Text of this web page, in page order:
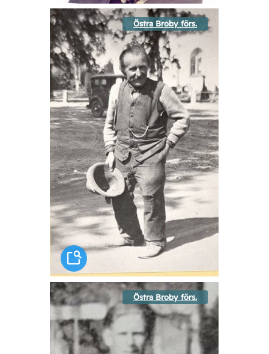
Östra Broby förs.
Östra Broby förs.